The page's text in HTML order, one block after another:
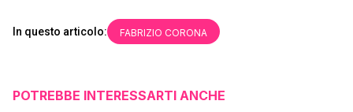
In questo articolo: FABRIZIO CORONA
POTREBBE INTERESSARTI ANCHE